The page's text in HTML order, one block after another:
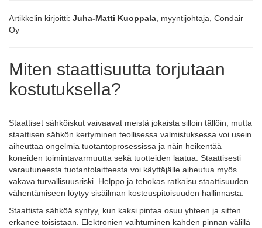
Artikkelin kirjoitti: Juha-Matti Kuoppala, myyntijohtaja, Condair
Oy
Miten staattisuutta torjutaan
kostutuksella?
Staattiset sähköiskut vaivaavat meistä jokaista silloin tällöin, mutta
staattisen sähkön kertyminen teollisessa valmistuksessa voi usein
aiheuttaa ongelmia tuotantoprosessissa ja näin heikentää
koneiden toimintavarmuutta sekä tuotteiden laatua. Staattisesti
varautuneesta tuotantolaitteesta voi käyttäjälle aiheutua myös
vakava turvallisuusriski. Helppo ja tehokas ratkaisu staattisuuden
vähentämiseen löytyy sisäilman kosteuspitoisuuden hallinnasta.
Staattista sähköä syntyy, kun kaksi pintaa osuu yhteen ja sitten
erkanee toisistaan. Elektronien vaihtuminen kahden pinnan välillä